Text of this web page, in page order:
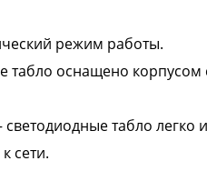
режим работы.
табло оснащено
табло легко
сети.